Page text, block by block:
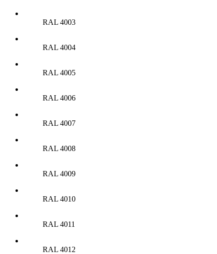
RAL 4003
RAL 4004
RAL 4005
RAL 4006
RAL 4007
RAL 4008
RAL 4009
RAL 4010
RAL 4011
RAL 4012